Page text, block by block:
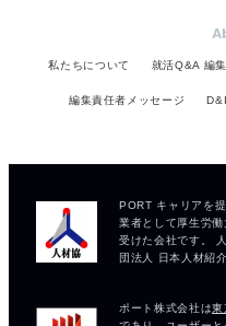
私たちについて 就活Q&A 編
編集責任者メッセージ